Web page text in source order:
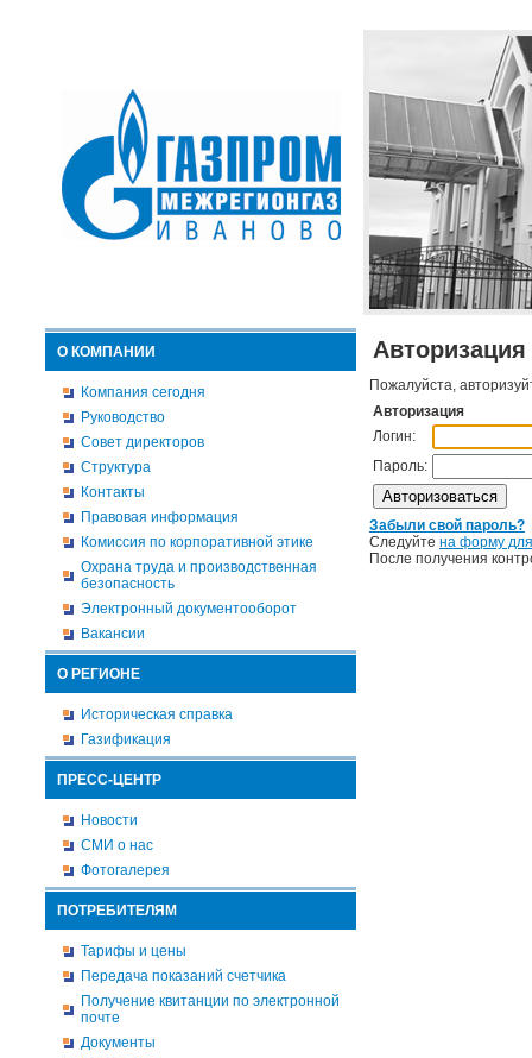
О КОМПАНИИ
Компания сегодня
Руководство
Совет директоров
Структура
Контакты
Правовая информация
Комиссия по корпоративной этике
Охрана труда и производственная
безопасность
Электронный документооборот
Вакансии
О РЕГИОНЕ
Историческая справка
Газификация
ПРЕСС-ЦЕНТР
Новости
СМИ о нас
Фотогалерея
ПОТРЕБИТЕЛЯМ
Тарифы и цены
Передача показаний счетчика
Получение квитанции по электронной
почте
Документы
Авторизация
Пожалуйста,
Авторизация
Логин:
Пароль:
Забыли свой пароль?
Следуйте на форму
После получения